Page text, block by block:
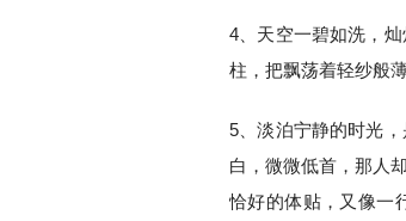
4、天空一碧如洗，
柱，把飘荡着轻纱般
5、淡泊宁静的时光
白，微微低首，那人
恰好的体贴，又像一